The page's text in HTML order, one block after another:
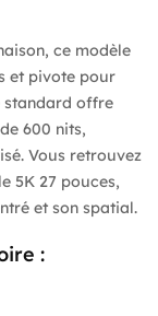
ce modèle
et pivote pour
standard offre
600 nits,
Vous retrouvez
5K 27 pouces,
et son spatial.
: